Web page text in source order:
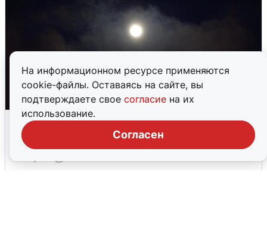
На информационном ресурсе применяются
cookie-файлы. Оставаясь на сайте, вы
подтверждаете свое согласие на их
использование.
Согласен
Взрывы в Воронеже после сигнала
тревоги